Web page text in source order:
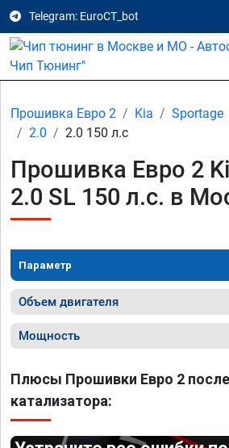
Telegram: EuroCT_bot
Прошивка Евро 2 Kia Sportage
2.0
2.0 150 л.с
Прошивка Евро 2
2.0 SL 150 л.с. в
Параметр
Объем двигателя
Мощность
Плюсы Прошивки Евро 2
катализатора: